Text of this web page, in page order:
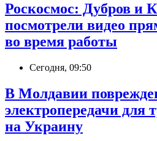
Роскосмос: Дубров и
посмотрели видео
во время работы
Сегодня, 09:50
В Молдавии
электропередачи для
на Украину